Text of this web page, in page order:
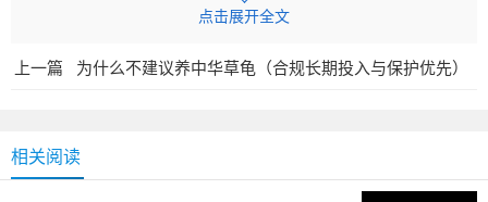
点击展开全文
上一篇 为什么不建议养中华草龟（合规长期投入与保护优先）
相关阅读